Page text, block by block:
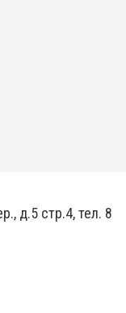
д.5 стр.4, тел. 8